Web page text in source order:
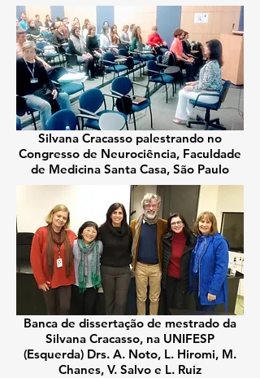
Silvana Cracasso palestrando no
Congresso de Neurociência, Faculdade
de Medicina Santa Casa, São Paulo
Banca de dissertação de mestrado da
Silvana Cracasso, na UNIFESP
(Esquerda) Drs. A. Noto, L. Hiromi, M.
Chanes, V. Salvo e L. Ruiz